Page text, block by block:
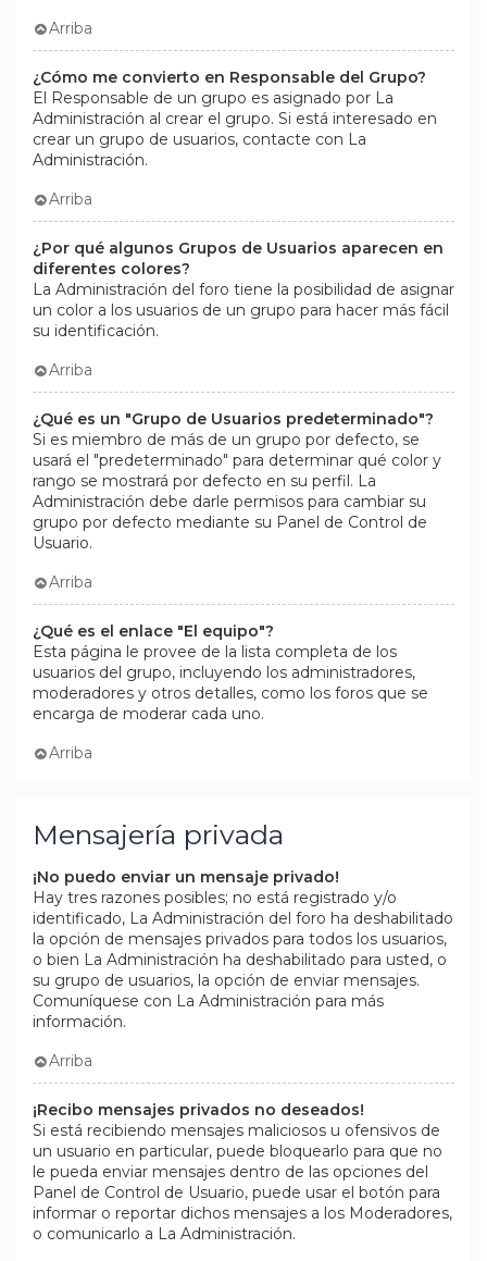
Arriba
¿Cómo me convierto en Responsable del Grupo?
El Responsable de un grupo es asignado por La
Administración al crear el grupo. Si está interesado en
crear un grupo de usuarios, contacte con La
Administración.
Arriba
¿Por qué algunos Grupos de Usuarios aparecen en
diferentes colores?
La Administración del foro tiene la posibilidad de asignar
un color a los usuarios de un grupo para hacer más fácil
su identificación.
Arriba
¿Qué es un "Grupo de Usuarios predeterminado"?
Si es miembro de más de un grupo por defecto, se
usará el "predeterminado" para determinar qué color y
rango se mostrará por defecto en su perfil. La
Administración debe darle permisos para cambiar su
grupo por defecto mediante su Panel de Control de
Usuario.
Arriba
¿Qué es el enlace "El equipo"?
Esta página le provee de la lista completa de los
usuarios del grupo, incluyendo los administradores,
moderadores y otros detalles, como los foros que se
encarga de moderar cada uno.
Arriba
Mensajería privada
¡No puedo enviar un mensaje privado!
Hay tres razones posibles; no está registrado y/o
identificado, La Administración del foro ha deshabilitado
la opción de mensajes privados para todos los usuarios,
o bien La Administración ha deshabilitado para usted, o
su grupo de usuarios, la opción de enviar mensajes.
Comuníquese con La Administración para más
información.
Arriba
¡Recibo mensajes privados no deseados!
Si está recibiendo mensajes maliciosos u ofensivos de
un usuario en particular, puede bloquearlo para que no
le pueda enviar mensajes dentro de las opciones del
Panel de Control de Usuario, puede usar el botón para
informar o reportar dichos mensajes a los Moderadores,
o comunicarlo a La Administración.